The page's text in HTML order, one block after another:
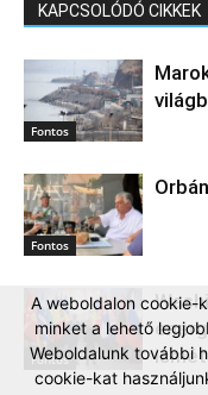
KAPCSOLÓDÓ CIKKEK
Fontos
Fontos
Fontos
A weboldalon cookie-
minket a lehető
Weboldalunk további
cookie-kat